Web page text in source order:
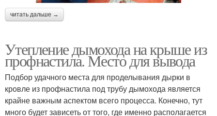
читать дальше →
Утепление дымохода на крыше из
профнастила. Место для вывода
Подбор удачного места для проделывания дырки в
кровле из профнастила под трубу дымохода является
крайне важным аспектом всего процесса. Конечно, тут
много будет зависеть от того, где именно располагается